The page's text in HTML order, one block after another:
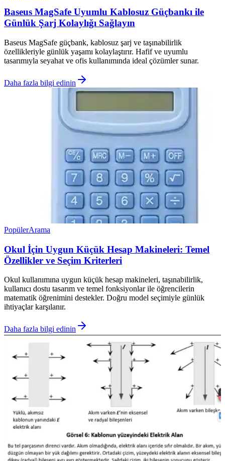
Baseus MagSafe Uyumlu Kablosuz Güçbankı ile
Günlük Şarj Kolaylığı Sağlayın
Baseus MagSafe güçbank, kablosuz şarj ve taşınabilirlik
özellikleriyle günlük yaşamı kolaylaştırır. Hafif ve uyumlu
tasarımıyla seyahat ve ofis kullanımında ideal çözümler sunar.
Daha fazla bilgi edinin
PopülerArama
Okul İçin Uygun Küçük Hesap Makineleri: Temel
Özellikler ve Seçim Kriterleri
Okul kullanımına uygun küçük hesap makineleri, taşınabilirlik,
kullanıcı dostu tasarım ve temel fonksiyonlar ile öğrencilerin
matematik öğrenimini destekler. Doğru model seçimiyle günlük
ihtiyaçlar karşılanır.
Daha fazla bilgi edinin